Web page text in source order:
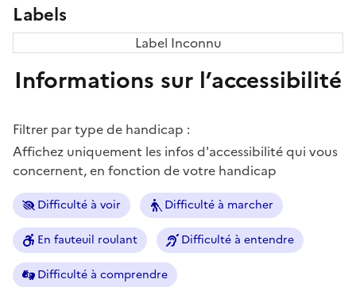
Labels
Label Inconnu
Informations sur l’accessibilité
Filtrer par type de handicap :
Affichez uniquement les infos d'accessibilité qui vous
concernent, en fonction de votre handicap
Difficulté à voir Difficulté à marcher
En fauteuil roulant Difficulté à entendre
Difficulté à comprendre